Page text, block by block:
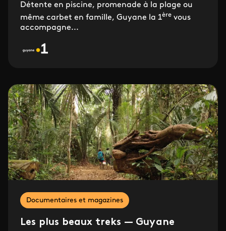
Détente en piscine, promenade à la plage ou
même carbet en famille, Guyane la 1ère vous
accompagne...
Documentaires et magazines
Les plus beaux treks — Guyane